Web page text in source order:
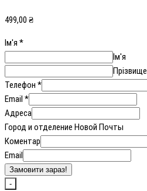
499,00 ₴
Ім'я *
Ім'я
Прізвище
Телефон *
Email *
Адреса
Город и отделение Новой Почты
Коментар
Email
Замовити зараз!
-